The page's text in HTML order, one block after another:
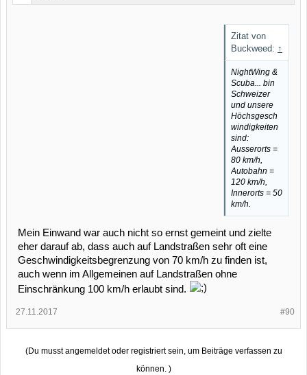
Zitat von
Buckweed: ↑
NightWing &
Scuba... bin
Schweizer
und unsere
Höchsgesch
windigkeiten
sind:
Ausserorts =
80 km/h,
Autobahn =
120 km/h,
Innerorts = 50
km/h.
Mein Einwand war auch nicht so ernst gemeint und zielte
eher darauf ab, dass auch auf Landstraßen sehr oft eine
Geschwindigkeitsbegrenzung von 70 km/h zu finden ist,
auch wenn im Allgemeinen auf Landstraßen ohne
Einschränkung 100 km/h erlaubt sind.
#90
27.11.2017
(Du musst angemeldet oder registriert sein, um Beiträge verfassen zu
können. )